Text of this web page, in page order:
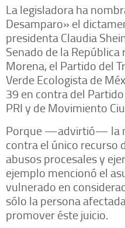
La legisladora ha
Desamparo» el
presidenta Claudia
Senado de la
Morena, el Partido del
Verde Ecologista de
39 en contra del
PRI y de Movimiento
Porque —advirtió— la
contra el único recurso
abusos procesales y
ejemplo mencionó el
vulnerado en
sólo la persona
promover éste juicio.